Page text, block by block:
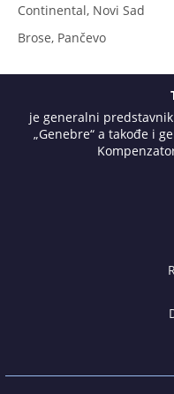
Continental, Novi Sad
Brose, Pančevo
je generalni
„Genebre“ a takođe i